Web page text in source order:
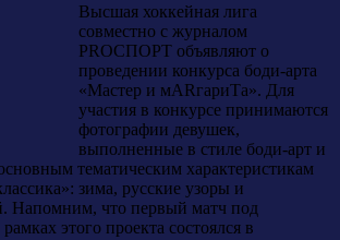
Высшая хоккейная лига
совместно с журналом
PROСПОРТ объявляют о
проведении конкурса боди-арта
«Мастер и мARгариTа». Для
участия в конкурсе принимаются
фотографии девушек,
выполненные в стиле боди-арт и
тематическим характеристикам
зима, русские узоры и
Напомним, что первый матч под
этого проекта состоялся в